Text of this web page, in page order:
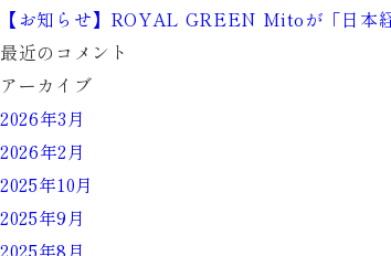
【お知らせ】ROYAL GREEN Mitoが「日本
最近のコメント
アーカイブ
2026年3月
2026年2月
2025年10月
2025年9月
2025年8月